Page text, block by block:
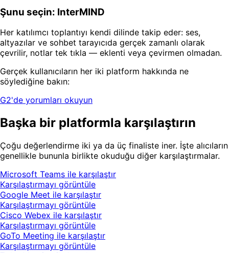
Şunu seçin: InterMIND
Her katılımcı toplantıyı kendi dilinde takip eder: ses,
altyazılar ve sohbet tarayıcıda gerçek zamanlı olarak
çevrilir, notlar tek tıkla — eklenti veya çevirmen olmadan.
Gerçek kullanıcıların her iki platform hakkında ne
söylediğine bakın:
G2'de yorumları okuyun
Başka bir platformla karşılaştırın
Çoğu değerlendirme iki ya da üç finaliste iner. İşte alıcıların
genellikle bununla birlikte okuduğu diğer karşılaştırmalar.
Microsoft Teams ile karşılaştır
Karşılaştırmayı görüntüle
Google Meet ile karşılaştır
Karşılaştırmayı görüntüle
Cisco Webex ile karşılaştır
Karşılaştırmayı görüntüle
GoTo Meeting ile karşılaştır
Karşılaştırmayı görüntüle